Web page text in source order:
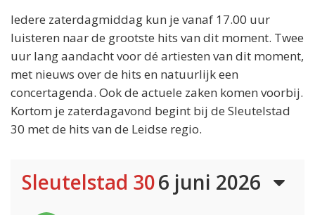
Iedere zaterdagmiddag kun je vanaf 17.00 uur
luisteren naar de grootste hits van dit moment. Twee
uur lang aandacht voor dé artiesten van dit moment,
met nieuws over de hits en natuurlijk een
concertagenda. Ook de actuele zaken komen voorbij.
Kortom je zaterdagavond begint bij de Sleutelstad
30 met de hits van de Leidse regio.
Sleutelstad 306 juni 2026